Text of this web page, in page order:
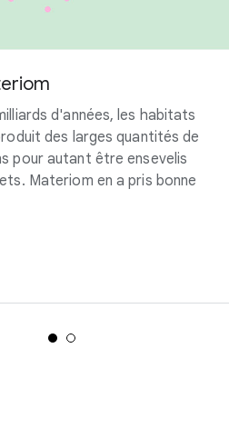
d'années, les habitats
des larges quantités de
pour autant être ensevelis
Materiom en a pris bonne